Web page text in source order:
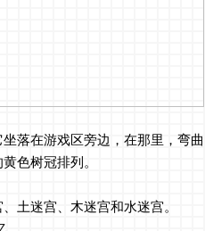
落在游戏区旁边，在那里，弯曲
色树冠排列。
土迷宫、木迷宫和水迷宫。